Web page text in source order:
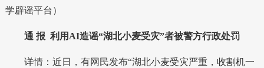
学辟谣平台）
通 报 利用AI造谣“湖北小麦受灾”者被警方行政处罚
详情：近日，有网民发布“湖北小麦受灾严重，收割机一